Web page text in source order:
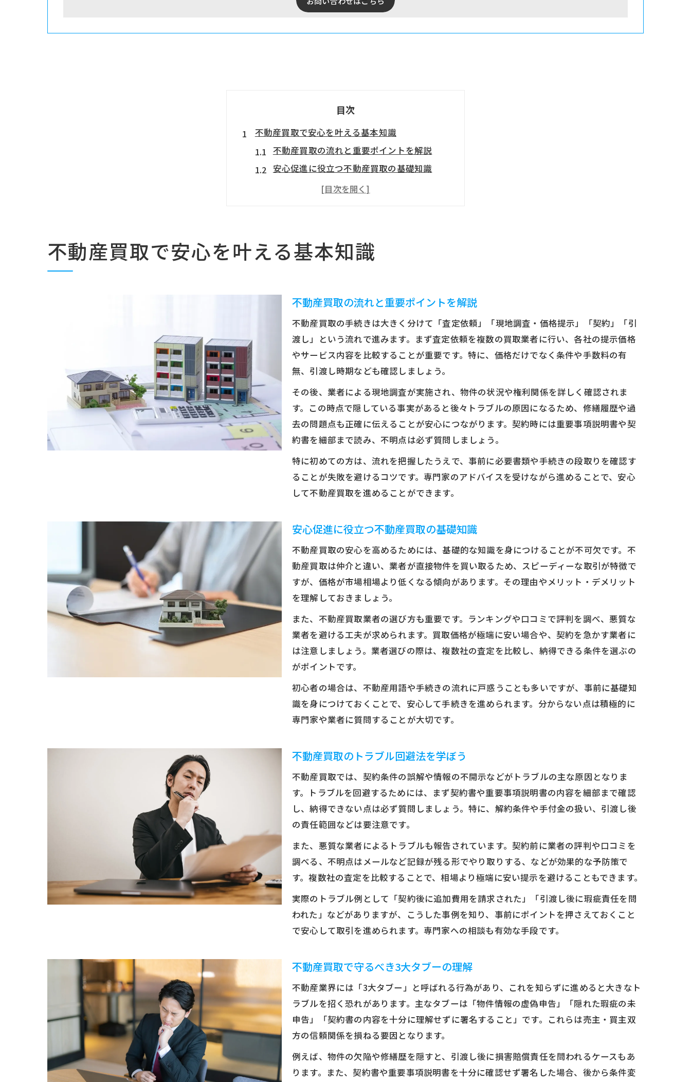
目次
不動産買取で安心を叶える基本知識
不動産買取の流れと重要ポイントを解説
安心促進に役立つ不動産買取の基礎知識
不動産買取のトラブル回避法を学ぼう
スムーズな不動産買取を進める際の重要ポイント
不動産買取で失敗しない手続きのコツ
ランキング活用のメリットと注意点紹介
悪質業者回避に役立つチェックポイント
トラブル回避に役立つ不動産買取の注意点
不動産買取トラブル事例と回避策まとめ
あんこ業者に注意した不動産買取方法
売却時に避けるべき行動とその理由解説
業界の裏側から学ぶ不動産買取の注意点
口コミから見える不動産買取の落とし穴
悪質な不動産買取業者を見極めるコツ
不動産買取業者の悪質な特徴を見抜く方法
安心できる不動産買取業者選びの秘訣
契約前に注意すべき不動産買取業者の特徴
業者選びで失敗しないためのポイント集
不動産買取のデメリットを知った上で安心促進
不動産買取のデメリットと安い理由を解説
安心促進のためのデメリット対策実践法
不動産買取の安い理由を知るポイント
不動産買取のデメリットにも備える方法
デメリットを理解した不動産買取の選び方
安心を守るための不動産買取の選び方指南
不動産買取で失敗しない選び方のコツ
安心促進できる不動産買取業者の特徴
業者ランキング活用で安心を手に入れる
不動産買取の信頼性を見極める視点
不動産買取で安心を叶える基本知識
不動産買取の流れと重要ポイントを解説
不動産買取の手続きは大きく分けて「査定依頼」「現地調査・価格提示」「契約」「引
渡し」という流れで進みます。まず査定依頼を複数の買取業者に行い、各社の提示価格
やサービス内容を比較することが重要です。特に、価格だけでなく条件や手数料の有
無、引渡し時期なども確認しましょう。
その後、業者による現地調査が実施され、物件の状況や権利関係を詳しく確認されま
す。この時点で隠している事実があると後々トラブルの原因になるため、修繕履歴や過
去の問題点も正確に伝えることが安心につながります。契約時には重要事項説明書や契
約書を細部まで読み、不明点は必ず質問しましょう。
特に初めての方は、流れを把握したうえで、事前に必要書類や手続きの段取りを確認す
ることが失敗を避けるコツです。専門家のアドバイスを受けながら進めることで、安心
して不動産買取を進めることができます。
安心促進に役立つ不動産買取の基礎知識
不動産買取の安心を高めるためには、基礎的な知識を身につけることが不可欠です。不
動産買取は仲介と違い、業者が直接物件を買い取るため、スピーディーな取引が特徴で
すが、価格が市場相場より低くなる傾向があります。その理由やメリット・デメリット
を理解しておきましょう。
また、不動産買取業者の選び方も重要です。ランキングや口コミで評判を調べ、悪質な
業者を避ける工夫が求められます。買取価格が極端に安い場合や、契約を急かす業者に
は注意しましょう。業者選びの際は、複数社の査定を比較し、納得できる条件を選ぶの
がポイントです。
初心者の場合は、不動産用語や手続きの流れに戸惑うことも多いですが、事前に基礎知
識を身につけておくことで、安心して手続きを進められます。分からない点は積極的に
専門家や業者に質問することが大切です。
不動産買取のトラブル回避法を学ぼう
不動産買取では、契約条件の誤解や情報の不開示などがトラブルの主な原因となりま
す。トラブルを回避するためには、まず契約書や重要事項説明書の内容を細部まで確認
し、納得できない点は必ず質問しましょう。特に、解約条件や手付金の扱い、引渡し後
の責任範囲などは要注意です。
また、悪質な業者によるトラブルも報告されています。契約前に業者の評判や口コミを
調べる、不明点はメールなど記録が残る形でやり取りする、などが効果的な予防策で
す。複数社の査定を比較することで、相場より極端に安い提示を避けることもできます。
実際のトラブル例として「契約後に追加費用を請求された」「引渡し後に瑕疵責任を問
われた」などがありますが、こうした事例を知り、事前にポイントを押さえておくこと
で安心して取引を進められます。専門家への相談も有効な手段です。
不動産買取で守るべき3大タブーの理解
不動産業界には「3大タブー」と呼ばれる行為があり、これを知らずに進めると大きなト
ラブルを招く恐れがあります。主なタブーは「物件情報の虚偽申告」「隠れた瑕疵の未
申告」「契約書の内容を十分に理解せずに署名すること」です。これらは売主・買主双
方の信頼関係を損ねる要因となります。
例えば、物件の欠陥や修繕歴を隠すと、引渡し後に損害賠償責任を問われるケースもあ
ります。また、契約書や重要事項説明書を十分に確認せず署名した場合、後から条件変